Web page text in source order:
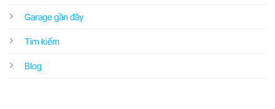
Garage gần đây
Tìm kiếm
Blog